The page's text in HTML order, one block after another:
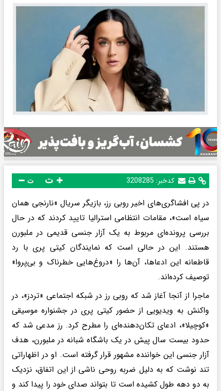
کدخبر: 3208285 ت
در پی افشاگری‌های اخیر روبی رز، بازیگر سریال «نارنجی همان
سیاه است»، مقامات انتظامی استرالیا تایید کردند که در حال
بررسی پرونده‌ای مربوط به یک آزار جنسی قدیمی در ملبورن
هستند. این در حالی است که نمایندگان کیتی پری با رد
قاطعانه این ادعاها، آن‌ها را «دروغ‌هایی خطرناک و بی‌پروا»
توصیف کرده‌اند.
ماجرا از آنجا آغاز شد که روبی رز در شبکه اجتماعی «تردز»، در
واکنش به ویدیویی از حضور کیتی پری در جشنواره موسیقی
«کوچیلا»، ادعای تکان‌دهنده‌ای را مطرح کرد. رز مدعی شد که
حدود بیست سال پیش در یک باشگاه شبانه در ملبورن، هدف
آزار جنسی این خواننده مشهور قرار گرفته است. او در اظهاراتی
تند نوشت که به دلیل ضربه روحی ناشی از این اتفاق، نزدیک
به دو دهه طول کشیده است تا بتواند صدای خود را پیدا کند و